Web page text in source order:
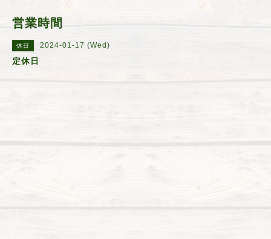
営業時間
休日 2024-01-17 (Wed)
定休日